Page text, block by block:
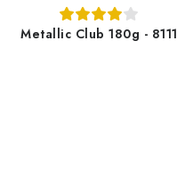
Metallic Club 180g - 8111